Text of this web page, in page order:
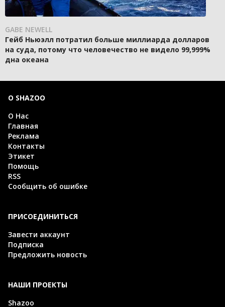
GABE NEWELL
Гейб Ньюэлл потратил больше миллиарда долларов
на суда, потому что человечество не видело 99,999%
дна океана
О SHAZOO
О Нас
Главная
Реклама
Контакты
Этикет
Помощь
RSS
Сообщить об ошибке
ПРИСОЕДИНИТЬСЯ
Завести аккаунт
Подписка
Предложить новость
НАШИ ПРОЕКТЫ
Shazoo